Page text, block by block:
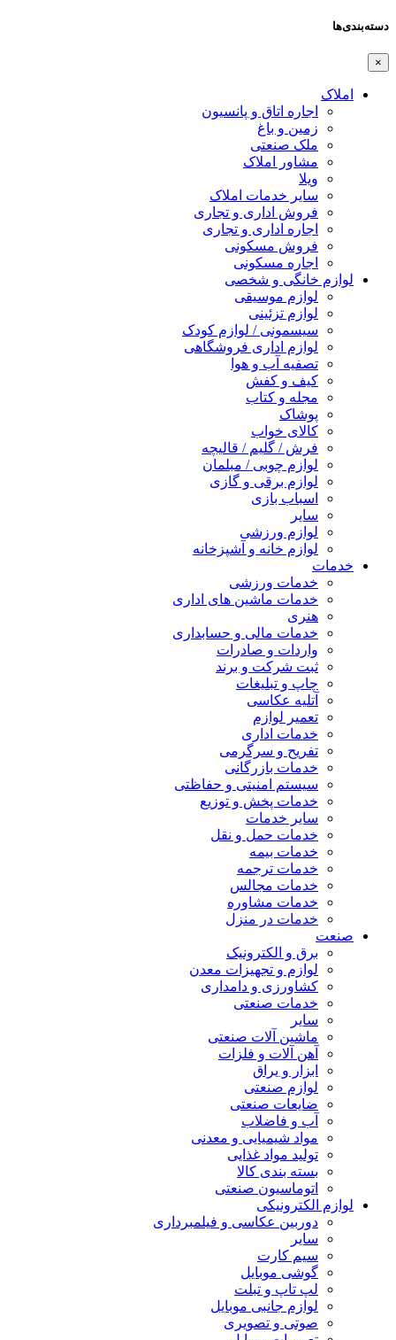
دسته‌بندی‌ها
×
املاک
اجاره اتاق و پانسیون
زمین و باغ
ملک صنعتی
مشاور املاک
ویلا
سایر خدمات املاک
فروش اداری و تجاری
اجاره اداری و تجاری
فروش مسکونی
اجاره مسکونی
لوازم خانگی و شخصی
لوازم موسیقی
لوازم تزئینی
سیسمونی / لوازم کودک
لوازم اداری فروشگاهی
تصفیه آب و هوا
کیف و کفش
مجله و کتاب
پوشاک
کالای خواب
فرش / گلیم / قالیچه
لوازم چوبی / مبلمان
لوازم برقی و گازی
اسباب بازی
سایر
لوازم ورزشی
لوازم خانه و آشپزخانه
خدمات
خدمات ورزشی
خدمات ماشین های اداری
هنری
خدمات مالی و حسابداری
واردات و صادرات
ثبت شرکت و برند
چاپ و تبلیغات
آتلیه عکاسی
تعمیر لوازم
خدمات اداری
تفریح و سرگرمی
خدمات بازرگانی
سیستم امنیتی و حفاظتی
خدمات پخش و توزیع
سایر خدمات
خدمات حمل و نقل
خدمات بیمه
خدمات ترجمه
خدمات مجالس
خدمات مشاوره
خدمات در منزل
صنعت
برق و الکترونیک
لوازم و تجهیزات معدن
کشاورزی و دامداری
خدمات صنعتی
سایر
ماشین آلات صنعتی
آهن آلات و فلزات
ابزار و یراق
لوازم صنعتی
ضایعات صنعتی
آب و فاضلاب
مواد شیمیایی و معدنی
تولید مواد غذایی
بسته بندی کالا
اتوماسیون صنعتی
لوازم الکترونیکی
دوربین عکاسی و فیلمبرداری
سایر
سیم کارت
گوشی موبایل
لپ تاپ و تبلت
لوازم جانبی موبایل
صوتی و تصویری